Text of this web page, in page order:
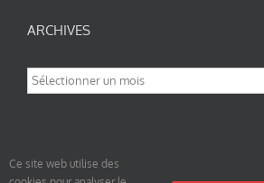
ARCHIVES
Archives
Ce site web utilise des